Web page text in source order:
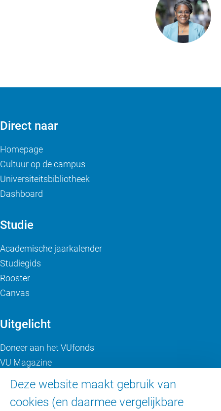
Deze website maakt gebruik van
cookies (en daarmee vergelijkbare
Direct naar
Homepage
Cultuur op de campus
Universiteitsbibliotheek
Dashboard
Studie
Academische jaarkalender
Studiegids
Rooster
Canvas
Uitgelicht
Doneer aan het VUfonds
VU Magazine